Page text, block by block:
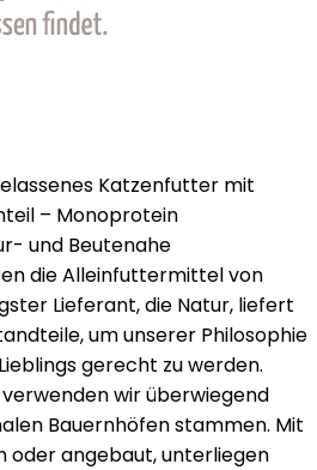
Katzenfutter mit
– Monoprotein
und Beutenahe
die Alleinfuttermittel von
Lieferant, die Natur, liefert
um unserer Philosophie
gerecht zu werden.
wir überwiegend
Bauernhöfen stammen. Mit
oder angebaut, unterliegen